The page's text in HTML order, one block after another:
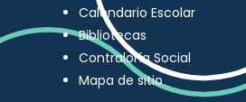
Calendario Escolar
Bibliotecas
Contraloría Social
Mapa de sitio